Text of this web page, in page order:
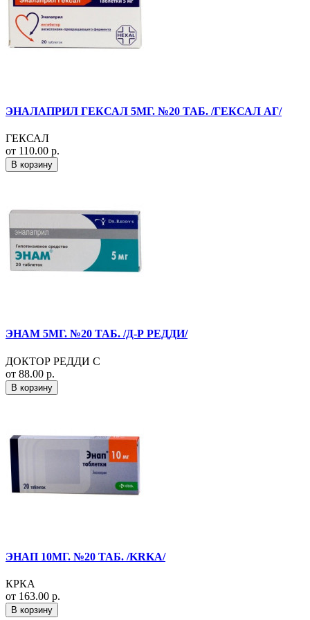
ЭНАЛАПРИЛ ГЕКСАЛ 5МГ. №20 ТАБ. /ГЕКСАЛ АГ/
ГЕКСАЛ
от 110.00 р.
В корзину
ЭНАМ 5МГ. №20 ТАБ. /Д-Р РЕДДИ/
ДОКТОР РЕДДИ С
от 88.00 р.
В корзину
ЭНАП 10МГ. №20 ТАБ. /KRKA/
КРКА
от 163.00 р.
В корзину